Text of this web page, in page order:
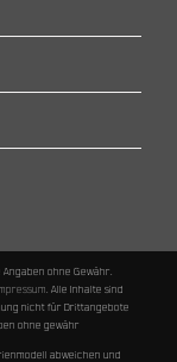
Angaben ohne Gewähr.
. Alle Inhalte sind
nicht für Drittangebote
ohne gewähr
abweichen und